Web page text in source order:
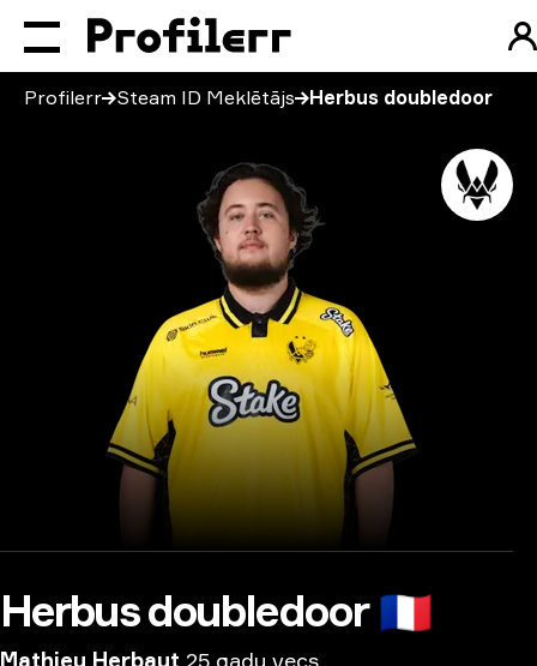
Profilerr Steam ID Meklētājs Herbus doubledoor
Herbus doubledoor 🇫🇷
Mathieu Herbaut 25 gadu vecs